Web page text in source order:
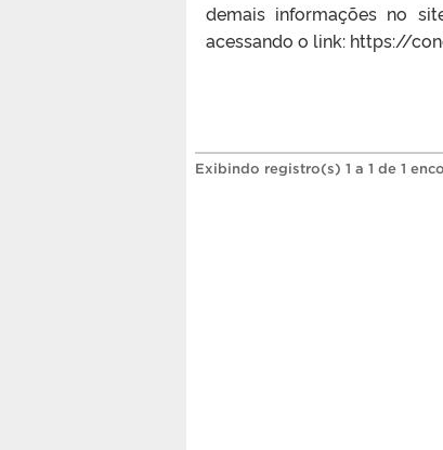
demais informações no
acessando o link: https://
Exibindo registro(s) 1 a 1 de 1